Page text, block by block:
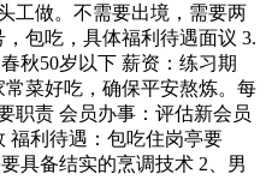
工做。不需要出境，需要两
包吃，具体福利待遇面议 3.
秋50岁以下 薪资：练习期
菜好吃，确保平安熬炼。每
职责 会员办事：评估新会员
福利待遇：包吃住岗亭要
具备结实的烹调技术 2、男